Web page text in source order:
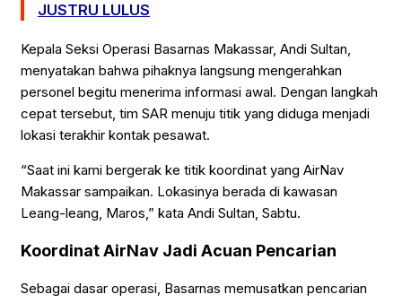
JUSTRU LULUS
Kepala Seksi Operasi Basarnas Makassar, Andi Sultan,
menyatakan bahwa pihaknya langsung mengerahkan
personel begitu menerima informasi awal. Dengan langkah
cepat tersebut, tim SAR menuju titik yang diduga menjadi
lokasi terakhir kontak pesawat.
“Saat ini kami bergerak ke titik koordinat yang AirNav
Makassar sampaikan. Lokasinya berada di kawasan
Leang-leang, Maros,” kata Andi Sultan, Sabtu.
Koordinat AirNav Jadi Acuan Pencarian
Sebagai dasar operasi, Basarnas memusatkan pencarian